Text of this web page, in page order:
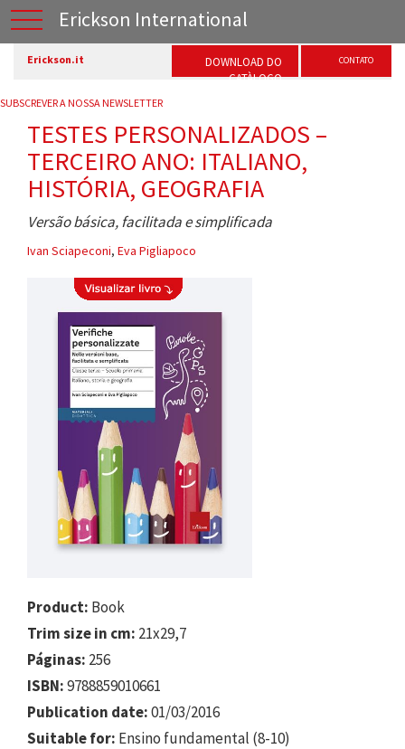
Erickson International
Erickson.it
DOWNLOAD DO
CATÀLOGO
CONTATO
SUBSCREVER A NOSSA NEWSLETTER
TESTES PERSONALIZADOS –
TERCEIRO ANO: ITALIANO,
HISTÓRIA, GEOGRAFIA
Versão básica, facilitada e simplificada
Ivan Sciapeconi, Eva Pigliapoco
Product: Book
Trim size in cm: 21x29,7
Páginas: 256
ISBN:9788859010661
Publication date:01/03/2016
Suitable for: Ensino fundamental (8-10)